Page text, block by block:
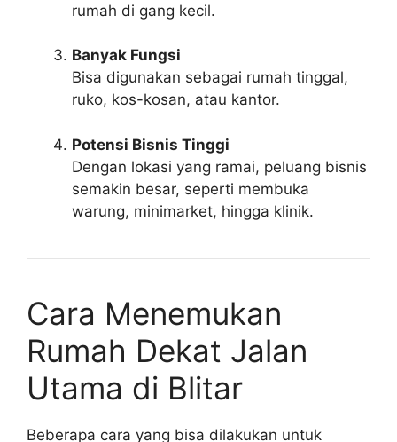
rumah di gang kecil.
Banyak Fungsi
Bisa digunakan sebagai rumah tinggal,
ruko, kos-kosan, atau kantor.
Potensi Bisnis Tinggi
Dengan lokasi yang ramai, peluang bisnis
semakin besar, seperti membuka
warung, minimarket, hingga klinik.
Cara Menemukan
Rumah Dekat Jalan
Utama di Blitar
Beberapa cara yang bisa dilakukan untuk